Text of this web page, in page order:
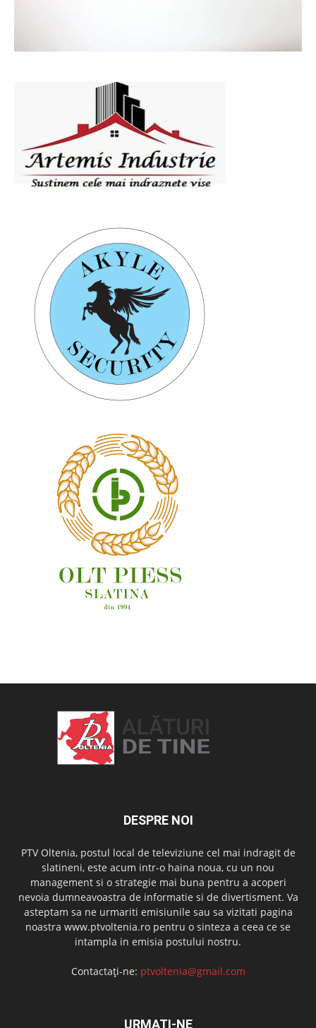
DESPRE NOI
PTV Oltenia, postul local de televiziune cel mai indragit de
slatineni, este acum intr-o haina noua, cu un nou
management si o strategie mai buna pentru a acoperi
nevoia dumneavoastra de informatie si de divertisment. Va
asteptam sa ne urmariti emisiunile sau sa vizitati pagina
noastra www.ptvoltenia.ro pentru o sinteza a ceea ce se
intampla in emisia postului nostru.
Contactați-ne: ptvoltenia@gmail.com
URMAȚI-NE